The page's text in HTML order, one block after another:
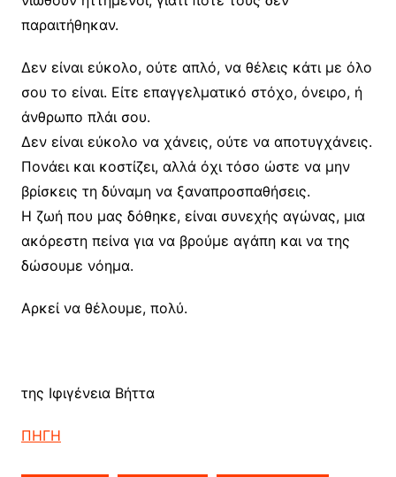
παραιτήθηκαν.
Δεν είναι εύκολο, ούτε απλό, να θέλεις κάτι με όλο
σου το είναι. Είτε επαγγελματικό στόχο, όνειρο, ή
άνθρωπο πλάι σου.
Δεν είναι εύκολο να χάνεις, ούτε να αποτυγχάνεις.
Πονάει και κοστίζει, αλλά όχι τόσο ώστε να μην
βρίσκεις τη δύναμη να ξαναπροσπαθήσεις.
Η ζωή που μας δόθηκε, είναι συνεχής αγώνας, μια
ακόρεστη πείνα για να βρούμε αγάπη και να της
δώσουμε νόημα.
Αρκεί να θέλουμε, πολύ.
της Ιφιγένεια Βήττα
ΠΗΓΗ